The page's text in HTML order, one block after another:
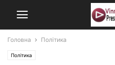
Головна Політика
Політика